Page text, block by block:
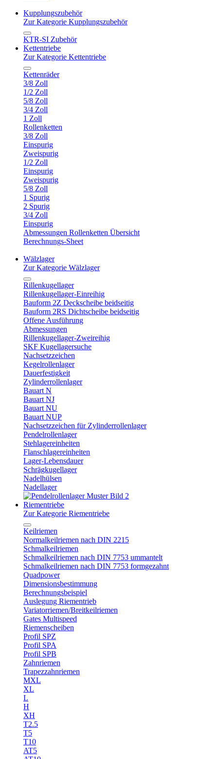
Kupplungszubehör
Zur Kategorie Kupplungszubehör
KTR-SI Zubehör
Kettentriebe
Zur Kategorie Kettentriebe
Kettenräder
3/8 Zoll
1/2 Zoll
5/8 Zoll
3/4 Zoll
1 Zoll
Rollenketten
3/8 Zoll
Einspurig
Zweispurig
1/2 Zoll
Einspurig
Zweispurig
5/8 Zoll
1 Spurig
2 Spurig
3/4 Zoll
Einspurig
Abmessungen Rollenketten Übersicht
Berechnungs-Sheet
Wälzlager
Zur Kategorie Wälzlager
Rillenkugellager
Rillenkugellager-Einreihig
Bauform 2Z Deckscheibe beidseitig
Bauform 2RS Dichtscheibe beidseitig
Offene Ausführung
Abmessungen
Rillenkugellager-Zweireihig
SKF Kugellagersuche
Nachsetzzeichen
Kegelrollenlager
Dauerfestigkeit
Zylinderrollenlager
Bauart N
Bauart NJ
Bauart NU
Bauart NUP
Nachsetzzeichen für Zylinderrollenlager
Pendelrollenlager
Stehlagereinheiten
Flanschlagereinheiten
Lager-Lebensdauer
Schrägkugellager
Nadelhülsen
Nadellager
Riementriebe
Zur Kategorie Riementriebe
Keilriemen
Normalkeilriemen nach DIN 2215
Schmalkeilriemen
Schmalkeilriemen nach DIN 7753 ummantelt
Schmalkeilriemen nach DIN 7753 formgezahnt
Quadpower
Dimensionsbestimmung
Berechnungsbeispiel
Auslegung Riementrieb
Variatorriemen/Breitkeilriemen
Gates Multispeed
Riemenscheiben
Profil SPZ
Profil SPA
Profil SPB
Zahnriemen
Trapezzahnriemen
MXL
XL
L
H
XH
T2.5
T5
T10
AT5